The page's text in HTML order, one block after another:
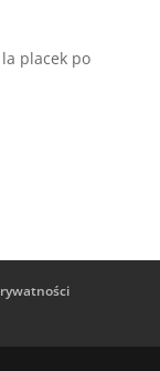
placek po